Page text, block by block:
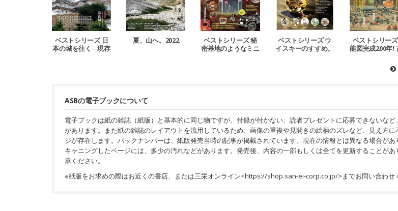
ベストシリーズ 日
本の城を往く ─現存
夏、山へ。2022
ベストシリーズ 秘
密基地のようなミニ
ベストシリーズ ウ
イスキーのすすめ。
ベストシリー
能図完成200年!
ASBの電子ブックについて
電子ブックは紙の雑誌（紙版）と基本的に同じ物ですが、付録が付かない、読者プレゼントに応募できないな
があります。また紙の雑誌のレイアウトを流用しているため、画像の重複や見開きの絵柄のズレなど、見え方
ジが存在します。バックナンバーは、紙版発売当時の記事が掲載されています。現在の情報とは異なる場合が
キャニングしたページには、多少の汚れなどがあります。発売後、内容の一部もしくは全てを更新することがあ
承ください。
※紙版をお求めの際はお近くの書店、または三栄オンライン<https://shop.san-ei-corp.co.jp/>までお問い合わせ